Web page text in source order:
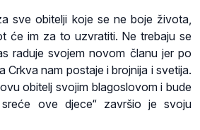
sve obitelji koje se ne boje života,
će im za to uzvratiti. Ne trebaju se
raduje svojem novom članu jer po
Crkva nam postaje i brojnija i svetija.
obitelj svojim blagoslovom i bude
ove djece“ završio je svoju